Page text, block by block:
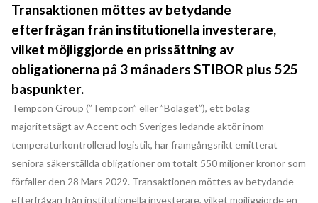
Transaktionen möttes av betydande
efterfrågan från institutionella investerare,
vilket möjliggjorde en prissättning av
obligationerna på 3 månaders STIBOR plus 525
baspunkter.
Tempcon Group (”Tempcon” eller ”Bolaget”), ett bolag
majoritetsägt av Accent och Sveriges ledande aktör inom
temperaturkontrollerad logistik, har framgångsrikt emitterat
seniora säkerställda obligationer om totalt 550 miljoner kronor som
förfaller den 28 Mars 2029. Transaktionen möttes av betydande
efterfrågan från institutionella investerare, vilket möjliggjorde en